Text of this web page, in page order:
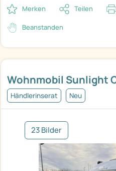
Wohnmobil Sunlight
Händlerinserat Neu
23 Bilder
Merken Teilen
Beanstanden